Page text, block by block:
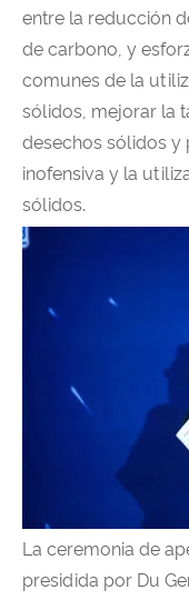
entre la reducción
de carbono, y
comunes de la
sólidos, mejorar la
desechos sólidos y
inofensiva y la
sólidos.
La ceremonia de
presidida por Du